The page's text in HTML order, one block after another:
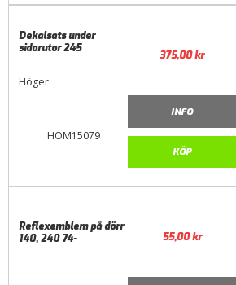
HOM15079
Dekalsats under
sidorutor 245
Höger
375,00kr
INFO
KÖP
Reflexemblem på dörr
140, 240 74-
55,00kr